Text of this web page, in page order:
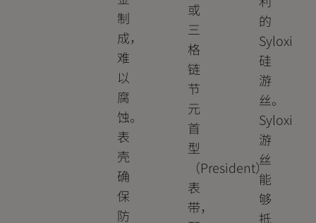
制
成，
难
以
腐
蚀。
表
壳
确
保
防
或
三
格
链
节
元
首
型
（President）
表
带，
的
Syloxi
硅
游
丝。
Syloxi
游
丝
能
够
抵